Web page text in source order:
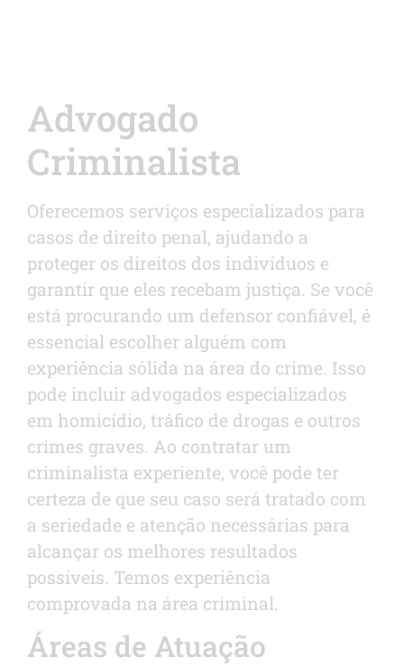
Advogado
Criminalista
Oferecemos serviços especializados para
casos de direito penal, ajudando a
proteger os direitos dos indivíduos e
garantir que eles recebam justiça. Se você
está procurando um defensor confiável, é
essencial escolher alguém com
experiência sólida na área do crime. Isso
pode incluir advogados especializados
em homicídio, tráfico de drogas e outros
crimes graves. Ao contratar um
criminalista experiente, você pode ter
certeza de que seu caso será tratado com
a seriedade e atenção necessárias para
alcançar os melhores resultados
possíveis. Temos experiência
comprovada na área criminal.
Áreas de Atuação